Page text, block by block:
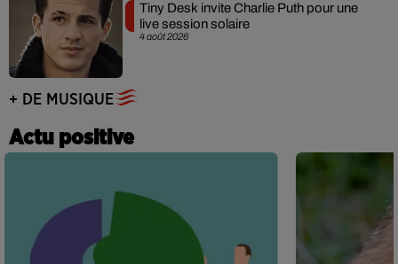
4 août 2026
Tiny Desk invite Charlie Puth pour une
live session solaire
+ DE MUSIQUE
Actu positive